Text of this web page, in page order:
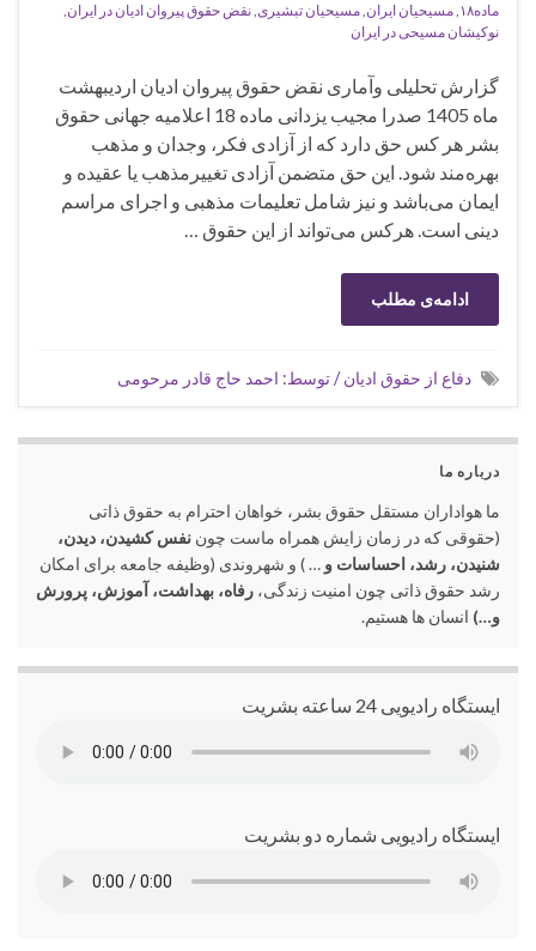
ماده۱۸
,مسیحیان ایران,مسیحیان تبشیری,نقض حقوق پیروان ادیان در ایران,
نوکیشان مسیحی در ایران
گزارش تحلیلی وآماری نقض حقوق پیروان ادیان اردیبهشت
ماه 1405 صدرا مجیب ‌یزدانی ماده 18 اعلامیه جهانی حقوق
بشر هر کس حق دارد که از آزادی فکر، وجدان و مذهب
بهره‌مند شود. این حق متضمن آزادی تغییرمذهب یا عقیده و
ایمان می‌باشد و نیز شامل تعلیمات مذهبی و اجرای مراسم
دینی است. هرکس می‌تواند از این حقوق …
ادامه‌ی مطلب
دفاع از حقوق ادیان / توسط: احمد حاج قادر مرحومی
درباره ما
ما هواداران مستقل حقوق بشر، خواهان احترام به حقوق ذاتی
(حقوقی که در زمان زایش همراه ماست چون نفس کشیدن، دیدن،
شنیدن، رشد، احساسات و … ) و شهروندی (وظیفه جامعه برای امکان
رشد حقوق ذاتی چون امنیت زندگی، رفاه، بهداشت، آموزش، پرورش
و…) انسان ها هستیم.
ایستگاه رادیویی 24 ساعته بشریت
ایستگاه رادیویی شماره دو بشریت